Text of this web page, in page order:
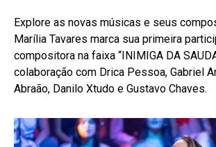
Explore as novas músicas e seus
Marília Tavares marca sua primeira
compositora na faixa “INIMIGA DA
colaboração com Drica Pessoa, Gabriel
Abraão, Danilo Xtudo e Gustavo Chaves.